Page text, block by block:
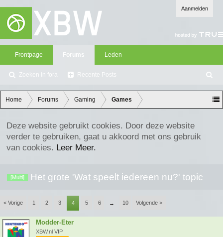
Aanmelden
Frontpage Forums
Zoeken in fora Recente Posts
Leden
oe
ke
n
Home Forums Gaming Games
Deze website gebruikt cookies. Door deze website
verder te gebruiken, gaat u akkoord met ons gebruik
van cookies. Leer Meer.
[Multi] Het grote 'Wat speelt iedereen nu?' topic
< Vorige 1 2 3 4 5 6 → 10 Volgende >
Modder-Eter
XBW.nl VIP